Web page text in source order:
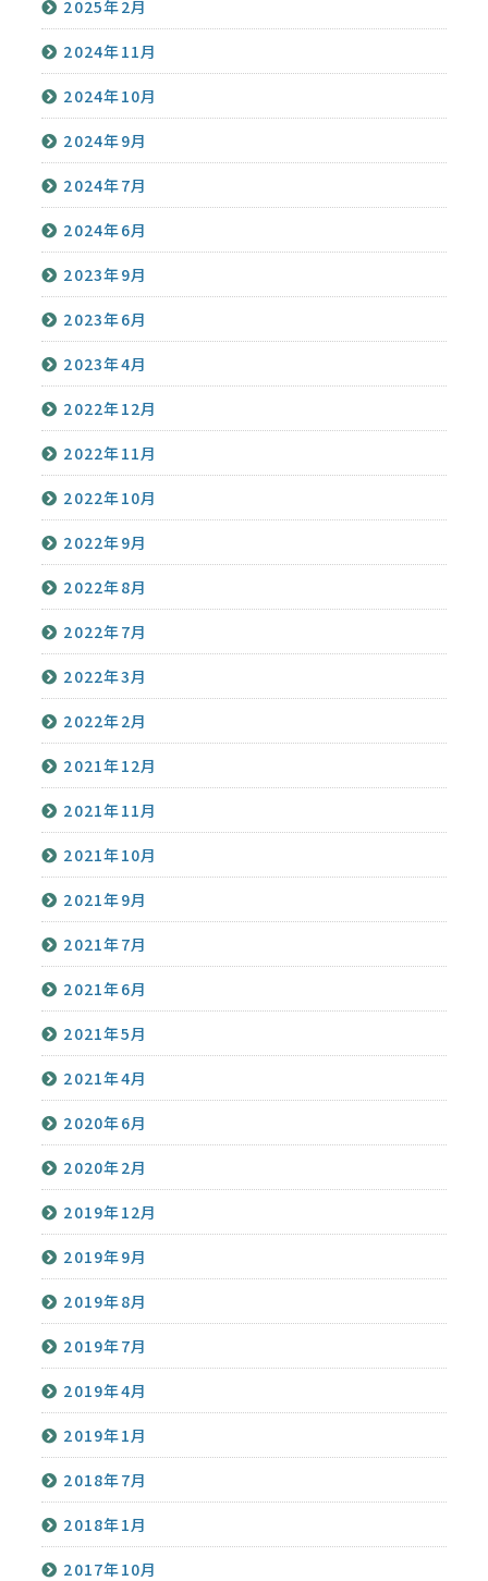
2025年2月
2024年11月
2024年10月
2024年9月
2024年7月
2024年6月
2023年9月
2023年6月
2023年4月
2022年12月
2022年11月
2022年10月
2022年9月
2022年8月
2022年7月
2022年3月
2022年2月
2021年12月
2021年11月
2021年10月
2021年9月
2021年7月
2021年6月
2021年5月
2021年4月
2020年6月
2020年2月
2019年12月
2019年9月
2019年8月
2019年7月
2019年4月
2019年1月
2018年7月
2018年1月
2017年10月